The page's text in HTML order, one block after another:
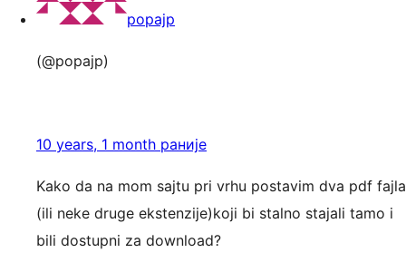
popajp
(@popajp)
10 years, 1 month раније
Kako da na mom sajtu pri vrhu postavim dva pdf fajla
(ili neke druge ekstenzije)koji bi stalno stajali tamo i
bili dostupni za download?